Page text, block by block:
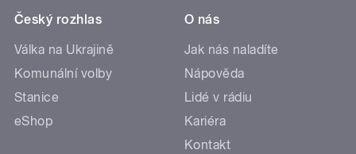
Český rozhlas
Válka na Ukrajině
Komunální volby
Stanice
eShop
O nás
Jak nás naladíte
Nápověda
Lidé v rádiu
Kariéra
Kontakt